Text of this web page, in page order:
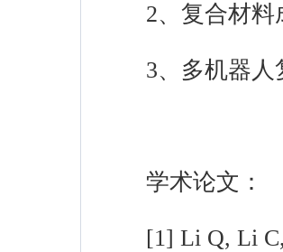
2、复合材
3、多机器
学术论文：
[1] Li Q, Li